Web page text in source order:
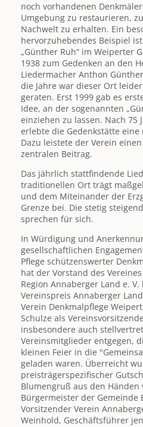
noch vorhandenen
Umgebung zu restaurieren,
Nachwelt zu erhalten. Ein
hervorzuhebendes Beispiel
„Günther Ruh“ im Weiperter
1938 zum Gedenken an den
Liedermacher Anthon
die Jahre war dieser Ort
geraten. Erst 1999 gab es
Idee, an der sogenannten
einziehen zu lassen. Nach 75
erlebte die Gedenkstätte
Dazu leistete der Verein
zentralen Beitrag.
Das jährlich stattfindende
traditionellen Ort trägt
und dem Miteinander der
Grenze bei. Die stetig
sprechen für sich.
In Würdigung und
gesellschaftlichen
Pflege schützenswerter
hat der Vorstand des
Region Annaberger Land e.
Vereinspreis Annaberger
Verein Denkmalpflege
Schulze als
insbesondere auch
Vereinsmitglieder entgegen,
kleinen Feier in die
geladen waren. Überreicht
preisträgerspezifischer
Blumengruß aus den Händen
Bürgermeister der Gemeinde
Vorsitzender Verein
Weinhold, Geschäftsführer